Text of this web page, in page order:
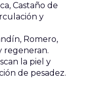
Castaño de
y
Romero,
regeneran.
la piel y
de pesadez.